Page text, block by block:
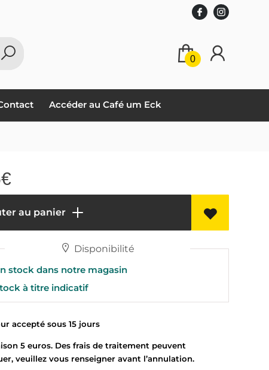
0
Accéder au Café um Eck
€
au panier
Disponibilité
stock dans notre magasin
à titre indicatif
accepté sous 15 jours
5 euros. Des frais de traitement peuvent
veuillez vous renseigner avant l’annulation.